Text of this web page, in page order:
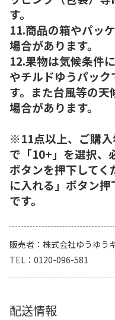
す。
11.商品の箱やパッ
場合があります。
12.果物は気候条件
やチルドゆうパッ
す。また台風等の
場合があります。
※11点以上、ご購入
で「10+」を選択、
ボタンを押下して
に入れる」ボタン
です。
販売者
株式会社ゆうゆう
TEL
0120-096-581
配送情報